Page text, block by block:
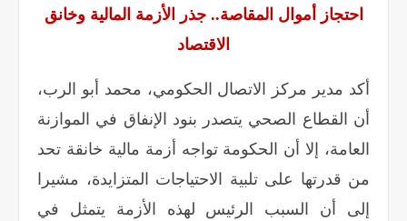
احتجاز أموال المقاصة.. جذر الأزمة المالية وخانق
الاقتصاد
أكد مدير مركز الاتصال الحكومي، محمد أبو الرب،
أن القطاع الصحي يتصدر بنود الإنفاق في الموازنة
العامة، إلا أن الحكومة تواجه أزمة مالية خانقة تحد
من قدرتها على تلبية الاحتياجات المتزايدة، مشيرا
إلى أن السبب الرئيس لهذه الأزمة يتمثل في